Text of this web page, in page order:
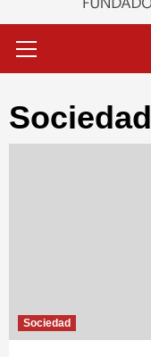
primario
Sociedad
Sociedad